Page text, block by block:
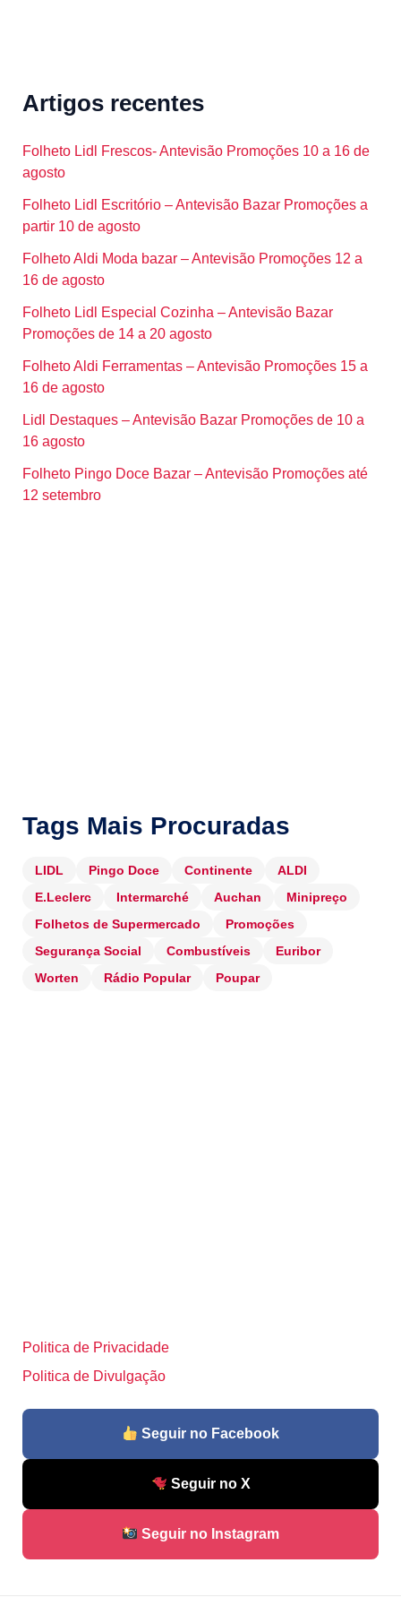
Artigos recentes
Folheto Lidl Frescos- Antevisão Promoções 10 a 16 de
agosto
Folheto Lidl Escritório – Antevisão Bazar Promoções a
partir 10 de agosto
Folheto Aldi Moda bazar – Antevisão Promoções 12 a
16 de agosto
Folheto Lidl Especial Cozinha – Antevisão Bazar
Promoções de 14 a 20 agosto
Folheto Aldi Ferramentas – Antevisão Promoções 15 a
16 de agosto
Lidl Destaques – Antevisão Bazar Promoções de 10 a
16 agosto
Folheto Pingo Doce Bazar – Antevisão Promoções até
12 setembro
Tags Mais Procuradas
LIDL Pingo Doce Continente
ALDI
E.Leclerc
Intermarché Auchan
Minipreço
Folhetos de Supermercado
Promoções
Segurança Social
Combustíveis
Euribor
Worten
Rádio Popular Poupar
Politica de Privacidade
Politica de Divulgação
Seguir no Facebook
Seguir no X
Seguir no Instagram